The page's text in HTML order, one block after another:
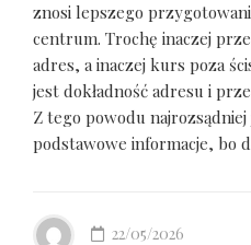
znosi lepszego
centrum. Trochę inaczej
adres, a inaczej kurs poza
jest dokładność adresu i
Z tego powodu
podstawowe informacje, bo
22/05/2026